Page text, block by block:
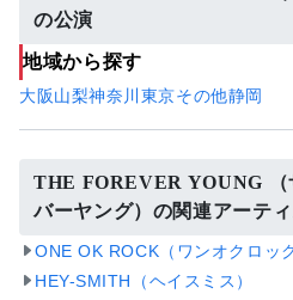
の公演
地域から探す
大阪山梨神奈川 東京その他静岡
THE FOREVER YOUNG （
バーヤング）の関連アーティ
ONE OK ROCK（ワンオクロック
HEY-SMITH（ヘイスミス）